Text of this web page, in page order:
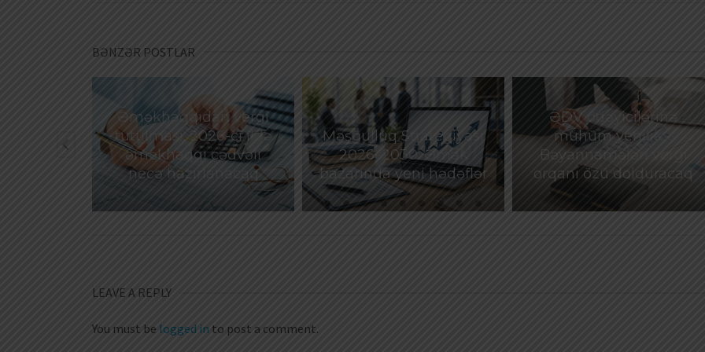
BƏNZƏR POSTLAR
Əməkhaqqıdan vergi
tutulması: 2026-cı ildə
əməkhaqqı cədvəli
necə hazırlanacaq
Məşğulluq Strategiyası
2026–2030: Əmək
bazarında yeni hədəflər
ƏDV ödəyicilərinə
mühüm yenilik –
Bəyannamələri vergi
orqanı özü dolduracaq
LEAVE A REPLY
You must be logged in to post a comment.